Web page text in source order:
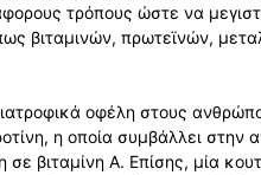
τρόπους ώστε να
βιταμινών, πρωτεϊνών,
οφέλη στους
η οποία συμβάλλει στην
βιταμίνη Α. Επίσης, μία